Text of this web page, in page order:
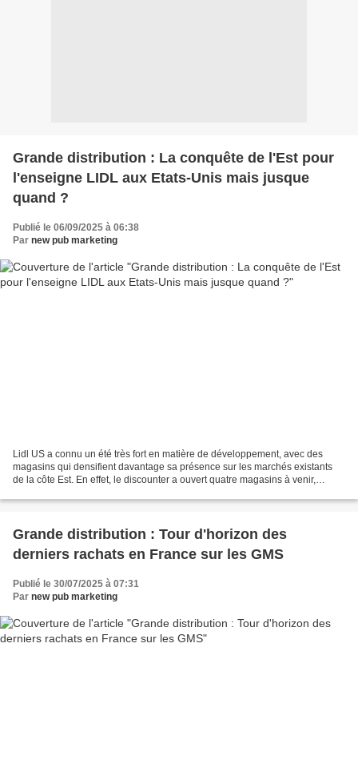
Grande distribution : La conquête de l'Est pour
l'enseigne LIDL aux Etats-Unis mais jusque
quand ?
Publié le 06/09/2025 à 06:38
Par new pub marketing
Lidl US a connu un été très fort en matière de développement, avec des
magasins qui densifient davantage sa présence sur les marchés existants
de la côte Est. En effet, le discounter a ouvert quatre magasins à venir,
Grande distribution : Tour d'horizon des
derniers rachats en France sur les GMS
Publié le 30/07/2025 à 07:31
Par new pub marketing